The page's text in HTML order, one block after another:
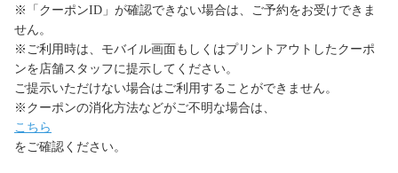
※「クーポンID」が確認できない場合は、ご予約をお受けできま
せん。
※ご利用時は、モバイル画面もしくはプリントアウトしたクーポ
ンを店舗スタッフに提示してください。
ご提示いただけない場合はご利用することができません。
※クーポンの消化方法などがご不明な場合は、
こちら
をご確認ください。